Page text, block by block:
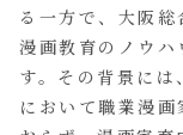
る一方で、大阪
漫画教育のノウ
す。その背景に
において職業漫